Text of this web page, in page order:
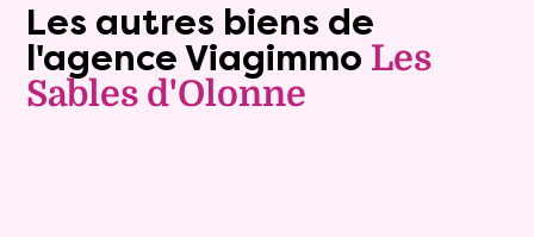
Les autres biens de
l'agence Viagimmo Les
Sables d'Olonne